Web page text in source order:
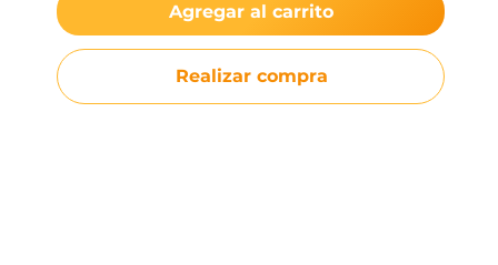
Agregar al carrito
Realizar compra